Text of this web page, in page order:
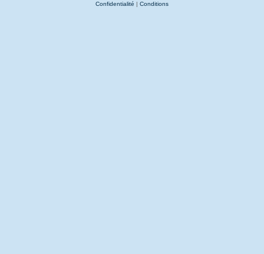
Confidentialité | Conditions